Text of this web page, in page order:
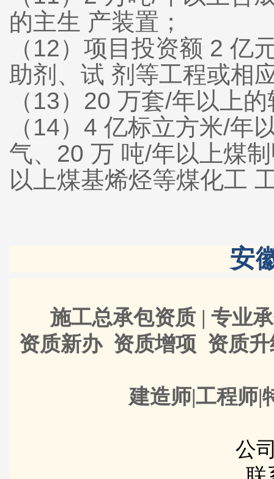
的主生 产装置；
（12）项目投资额 2 亿
助剂、试 剂等工程或相
（13）20 万套/年以上
（14）4 亿标立方米/年
气、20 万 吨/年以上煤
以上煤基烯烃等煤化工
安
施工总承包资质 | 专业
资质新办 资质增项 资质
建造师|工程师|
公